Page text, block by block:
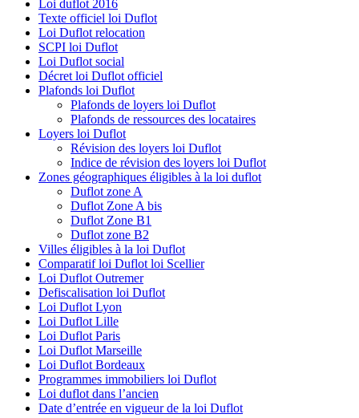
Loi duflot 2016
Texte officiel loi Duflot
Loi Duflot relocation
SCPI loi Duflot
Loi Duflot social
Décret loi Duflot officiel
Plafonds loi Duflot
Plafonds de loyers loi Duflot
Plafonds de ressources des locataires
Loyers loi Duflot
Révision des loyers loi Duflot
Indice de révision des loyers loi Duflot
Zones géographiques éligibles à la loi duflot
Duflot zone A
Duflot Zone A bis
Duflot Zone B1
Duflot zone B2
Villes éligibles à la loi Duflot
Comparatif loi Duflot loi Scellier
Loi Duflot Outremer
Defiscalisation loi Duflot
Loi Duflot Lyon
Loi Duflot Lille
Loi Duflot Paris
Loi Duflot Marseille
Loi Duflot Bordeaux
Programmes immobiliers loi Duflot
Loi duflot dans l’ancien
Date d’entrée en vigueur de la loi Duflot